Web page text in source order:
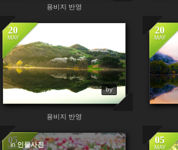
용비지 반영
20
MAY
by
용비지 반영
20
MAY
05
MAY
in인물사진 05
MAY